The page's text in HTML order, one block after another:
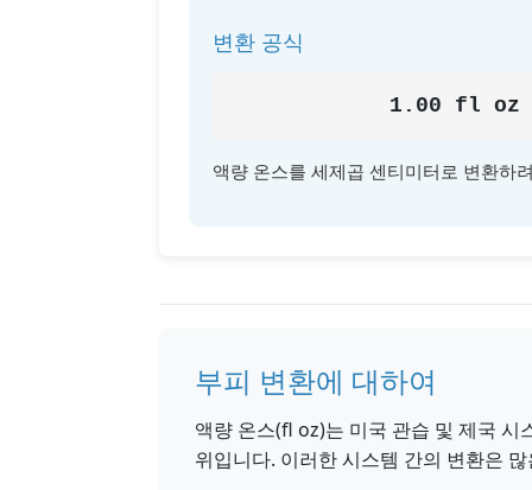
변환 공식
1.00 fl oz
액량 온스를 세제곱 센티미터로 변환하
부피 변환에 대하여
액량 온스(fl oz)는 미국 관습 및 제국 시
위입니다. 이러한 시스템 간의 변환은